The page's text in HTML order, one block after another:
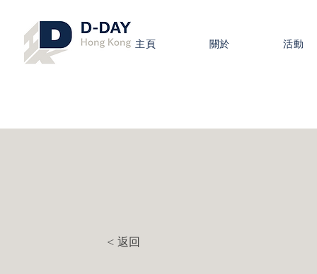
主頁 關於 活動
< 返回